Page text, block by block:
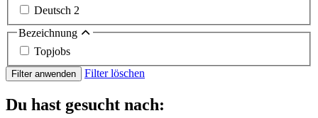
Deutsch 2
Bezeichnung
Topjobs
Filter anwenden Filter löschen
Du hast gesucht nach: